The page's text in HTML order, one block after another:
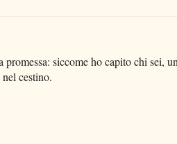
siccome ho capito chi sei,
cestino.